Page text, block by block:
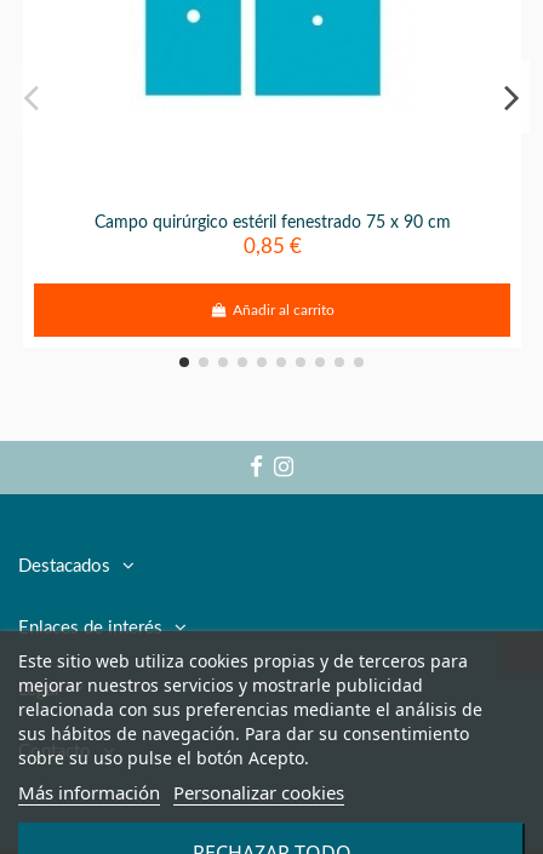
Campo quirúrgico estéril fenestrado 75 x 90 cm
0,85 €
Añadir al carrito
Destacados
Enlaces de interés
Legal
Contacto
Este sitio web utiliza cookies propias y de terceros para
mejorar nuestros servicios y mostrarle publicidad
relacionada con sus preferencias mediante el análisis de
sus hábitos de navegación. Para dar su consentimiento
sobre su uso pulse el botón Acepto.
Más información Personalizar cookies